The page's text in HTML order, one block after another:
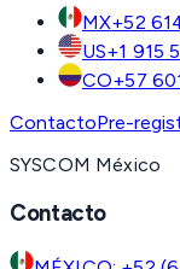
MX+52
US+1 915
CO+57
ContactoPre-
SYSCOM México
Contacto